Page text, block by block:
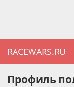
RACEWARS.RU
Профиль